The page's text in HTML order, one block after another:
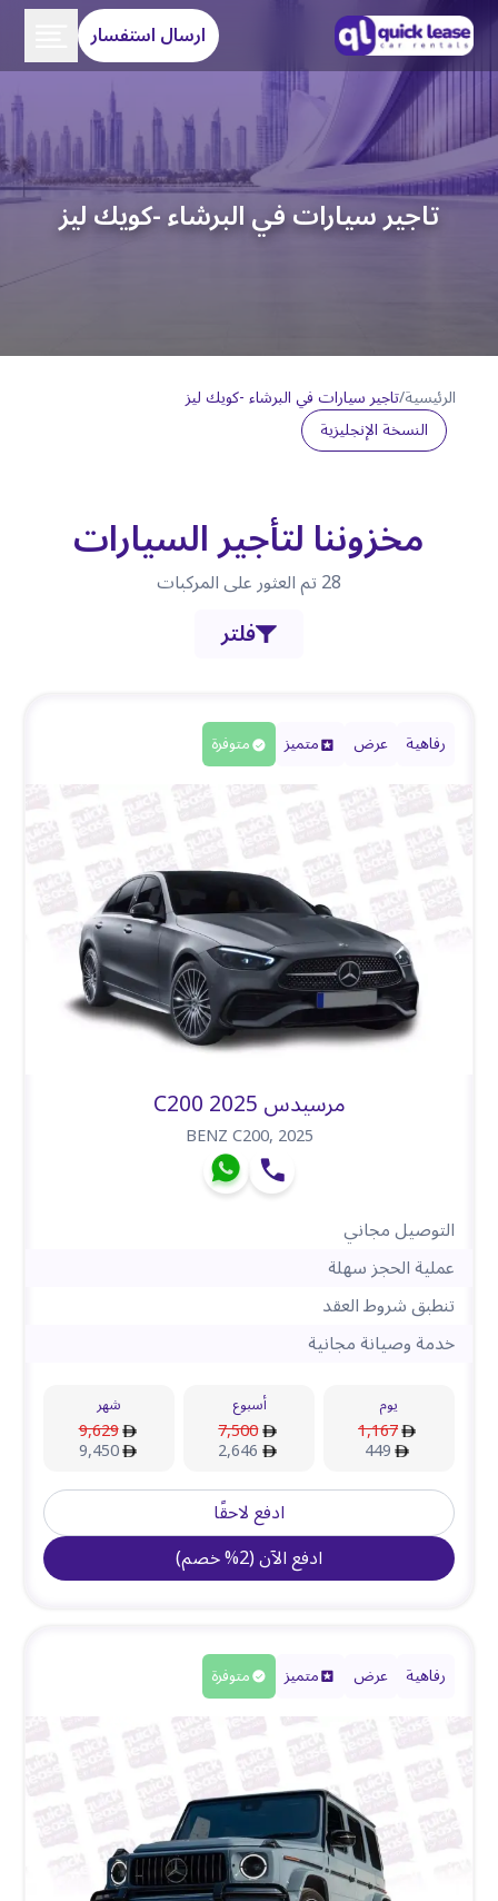
ارسال استفسار
تاجير سيارات في البرشاء -كويك ليز
الرئيسية/تاجير سيارات في البرشاء -كويك ليز
النسخة الإنجليزية
مخزوننا لتأجير السيارات
28تم العثور على المركبات
فلتر
رفاهية عرض متميز متوفرة
مرسيدس C200 2025
BENZ C200,2025
التوصيل مجاني
عملية الحجز سهلة
تنطبق شروط العقد
خدمة وصيانة مجانية
يوم
1,167
449
أسبوع
7,500
2,646
شهر
9,629
9,450
ادفع لاحقًا
ادفع الآن(
2
%خصم)
رفاهية عرض متميز متوفرة